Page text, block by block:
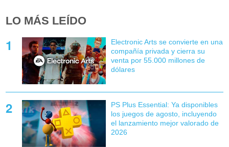
LO MÁS LEÍDO
Electronic Arts se convierte en una
compañía privada y cierra su
venta por 55.000 millones de
dólares
PS Plus Essential: Ya disponibles
los juegos de agosto, incluyendo
el lanzamiento mejor valorado de
2026